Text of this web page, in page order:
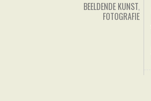
BEELDENDE KUNST,
FOTOGRAFIE